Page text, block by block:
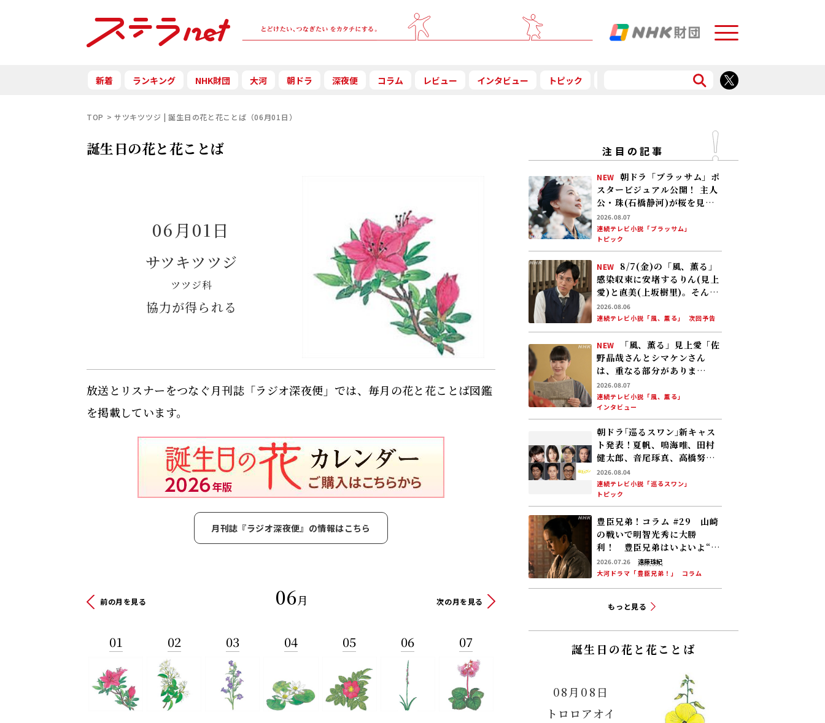
Menu
新着 ランキング NHK財団 大河 朝ドラ 深夜便 コラム レビュー インタビュー トピック
TOP サツキツツジ | 誕生日の花と花ことば（06月01日）
誕生日の花と花ことば
06月01日
サツキツツジ
ツツジ科
協力が得られる
放送とリスナーをつなぐ月刊誌「ラジオ深夜便」では、毎月の花と花ことば図鑑
を掲載しています。
月刊誌『ラジオ深夜便』の情報はこちら
前の月を見る 06月 次の月を見る
01 02 03 04 05 06 07
注目の記事
NEW 朝ドラ「ブラッサム」ポ
スタービジュアル公開！ 主人
公・珠(石橋静河)が桜を見上
げる印象的な1枚 タイトル映
像は奥山大史監督、語りは三
條雅幸アナ 2026年度後期放
送
2026.08.07
連続テレビ小説「ブラッサム」
トピック
NEW
8/7(金)の「風、薫る」
感染収束に安堵するりん(見上
愛)と直美(上坂樹里)。そんな
中、黒川(平埜生成)がりんに
ある提案をする
2026.08.06
連続テレビ小説「風、薫る」
次回予告
NEW
「風、薫る」見上愛「佐
野晶哉さんとシマケンさん
は、重なる部分がありま
す……」
2026.08.07
連続テレビ小説「風、薫る」
インタビュー
朝ドラ｢巡るスワン｣新キャス
ト発表！夏帆、鳴海唯、田村
健太郎、音尾琢真、高橋努、
大倉孝二、角田晃広――主人公･美
咲(森田望智)が交流する警察
署の人々 2027年度前期放送
2026.08.04
連続テレビ小説「巡るスワン」
トピック
豊臣兄弟！コラム #29 山崎
の戦いで明智光秀に大勝
利！ 豊臣兄弟はいよいよ“天
下への道”を歩み始める
2026.07.26
遠藤珠紀
大河ドラマ「豊臣兄弟！」
コラム
もっと見る
誕生日の花と花ことば
08月08日
トロロアオイ